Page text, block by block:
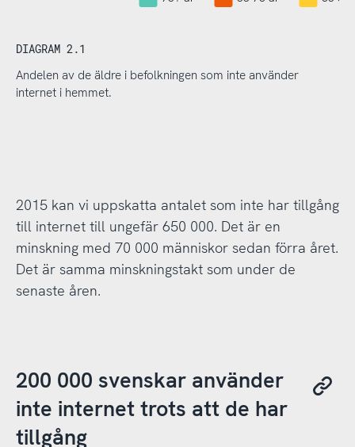
DIAGRAM 2.1
Andelen av de äldre i befolkningen som inte använder
internet i hemmet.
2015 kan vi uppskatta antalet som inte har tillgång
till internet till ungefär 650 000. Det är en
minskning med 70 000 människor sedan förra året.
Det är samma minskningstakt som under de
senaste åren.
200 000 svenskar använder
inte internet trots att de har
tillgång